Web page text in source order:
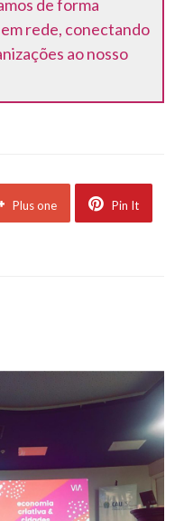
de forma
rede, conectando
ao nosso
Plus one Pin It